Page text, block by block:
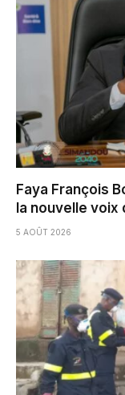
Faya François
la nouvelle
5 AOÛT 2026